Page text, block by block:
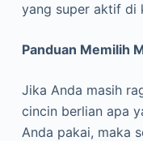
yang super aktif di
Panduan Memilih
Jika Anda masih
cincin berlian apa
Anda pakai, maka